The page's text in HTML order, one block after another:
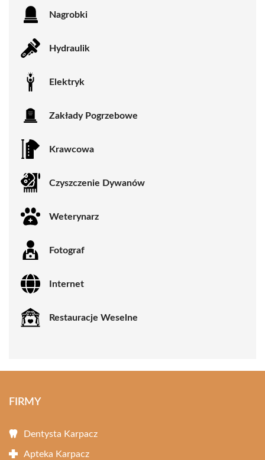
Nagrobki
Hydraulik
Elektryk
Zakłady Pogrzebowe
Krawcowa
Czyszczenie Dywanów
Weterynarz
Fotograf
Internet
Restauracje Weselne
FIRMY
Dentysta Karpacz
Apteka Karpacz